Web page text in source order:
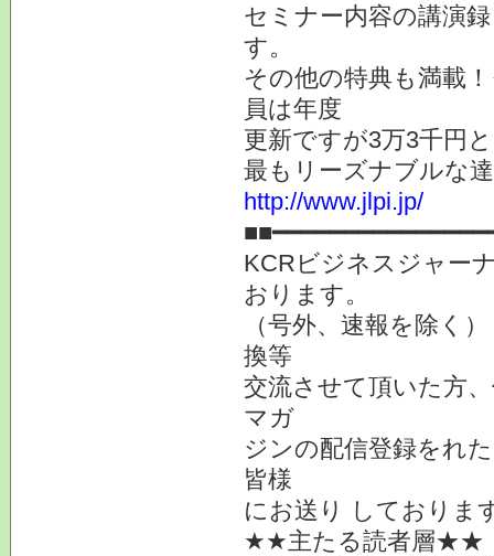
セミナー内容の講演
す。
その他の特典も満載
員は年度
更新ですが3万3千円
最もリーズナブル
http://www.jlpi.jp/
KCRビジネスジャー
おります。
（号外、速報を除く
換等
交流させて頂いた方
マガ
ジンの配信登録をれ
皆様
にお送り しておりま
★★主たる読者層★★